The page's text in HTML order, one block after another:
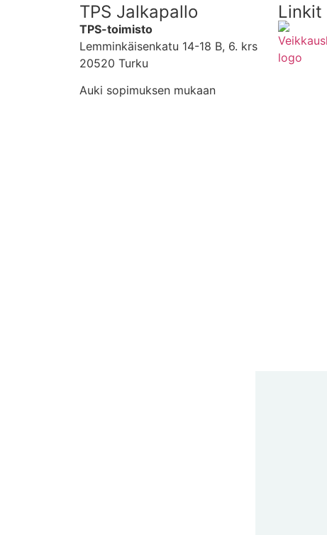
TPS Jalkapallo
TPS-toimisto
Lemminkäisenkatu 14-18 B, 6. krs
20520 Turku
Auki sopimuksen mukaan
Linkit